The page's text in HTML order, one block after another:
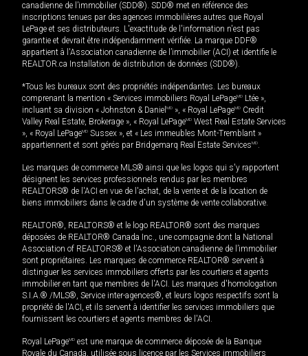
canadienne de l’immobilier (SDD®). SDD® met en référence des
inscriptions tenues par des agences immobilières autres que Royal
LePage et ses distributeurs. L'exactitude de l'information n'est pas
garantie et devrait être indépendamment vérifiée. La marque DDF®
appartient à l'Association canadienne de l’immobilier (ACI) et identifie le
REALTOR.ca Installation de distribution de données (SDD®).
*Tous les bureaux sont des propriétés indépendantes. Les bureaux
comprenant la mention « Services immobiliers Royal LePageMD Ltée »,
incluant sa division « Johnston & Daniel MD », « Royal LePageMD Credit
Valley Real Estate, Brokerage », « Royal LePageMD West Real Estate Services
», « Royal LePageMD Sussex », et « Les immeubles Mont-Tremblant »
appartiennent et sont gérés par Bridgemarq Real Estate ServicesMD.
Les marques de commerce MLS® ainsi que les logos qui s'y rapportent
désignent les services professionnels rendus par les membres
REALTORS® de l'ACI en vue de l'achat, de la vente et de la location de
biens immobiliers dans le cadre d'un système de vente collaborative.
REALTOR®, REALTORS® et le logo REALTOR® sont des marques
déposées de REALTOR® Canada Inc., une compagnie dont la National
Association of REALTORS® et l'Association canadienne de l’immobilier
sont propriétaires. Les marques de commerce REALTOR® servent à
distinguer les services immobiliers offerts par les courtiers et agents
immobilier en tant que membres de l'ACI. Les marques d'homologation
S.I.A.® /MLS®, Service inter-agences®, et leurs logos respectifs sont la
propriété de l'ACI, et ils servent à identifier les services immobiliers que
fournissent les courtiers et agents membres de l'ACI.
Royal LePageMD est une marque de commerce déposée de la Banque
Royale du Canada, utilisée sous licence par les Services immobiliers